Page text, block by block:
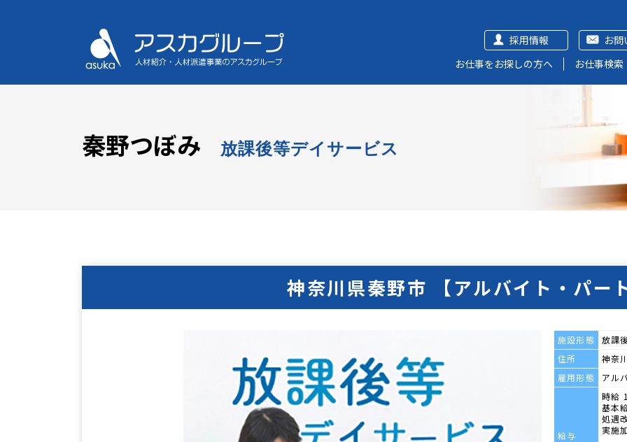
お問
採用情報
お仕事をお探しの方へ
お仕事検索
秦野つぼみ 放課後等デイサービス
神奈川県秦野市 【アルバイト・パー
施設形態
放課
住所
神奈
雇用形態
アル
給与
時給
基本
処遇
実施